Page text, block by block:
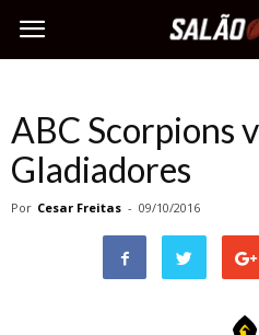
ABC Scorpions
Gladiadores
Por Cesar Freitas - 09/10/2016